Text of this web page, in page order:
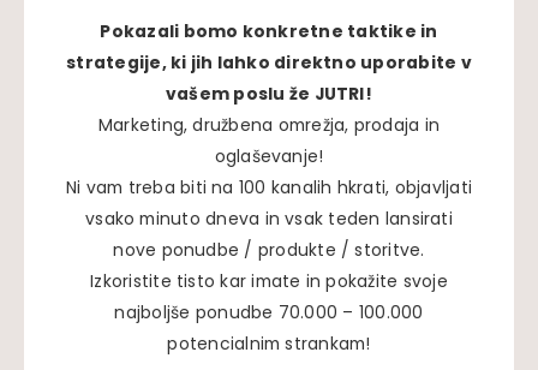
Pokazali bomo konkretne taktike in
strategije, ki jih lahko direktno uporabite v
vašem poslu že JUTRI!
Marketing, družbena omrežja, prodaja in
oglaševanje!
Ni vam treba biti na 100 kanalih hkrati, objavljati
vsako minuto dneva in vsak teden lansirati
nove ponudbe / produkte / storitve.
Izkoristite tisto kar imate in pokažite svoje
najboljše ponudbe 70.000 – 100.000
potencialnim strankam!